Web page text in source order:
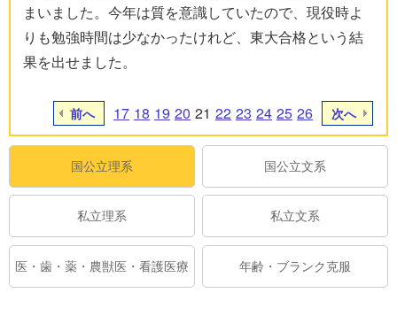
まいました。今年は質を意識していたので、現役時よ
りも勉強時間は少なかったけれど、東大合格という結
果を出せました。
前へ 17 18 19 20 21 22 23 24 25 26 次へ
国公立理系 国公立文系
私立理系 私立文系
医・歯・薬・農獣医・看護医療 年齢・ブランク克服